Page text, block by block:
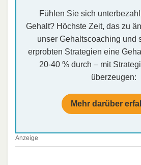
Fühlen Sie sich
Gehalt? Höchste Zeit, das zu
unser Gehaltscoaching und
erprobten Strategien eine
20-40 % durch – mit
überzeugen:
Mehr darüber
Anzeige